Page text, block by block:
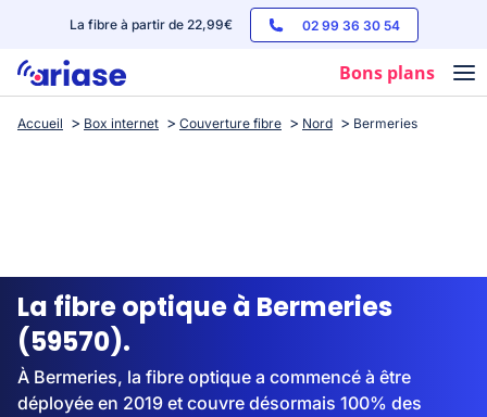
La fibre à partir de 22,99€ 02 99 36 30 54
Bons plans
Box internet
Streaming
Accueil Box internet Couverture fibre Nord Bermeries
La fibre optique à Bermeries
(59570).
À Bermeries, la fibre optique a commencé à être
déployée en 2019 et couvre désormais 100% des